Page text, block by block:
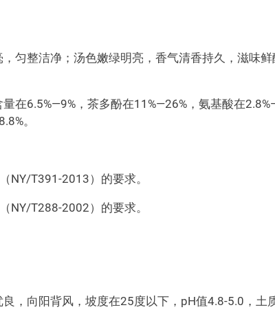
匀整洁净；汤色嫩绿明亮，香气清香持久，滋味鲜
在6.5%—9%，茶多酚在11%—26%，氨基酸在
。
NY/T391-2013）的要求。
NY/T288-2002）的要求。
，向阳背风，坡度在25度以下，pH值4.8-5.0，土